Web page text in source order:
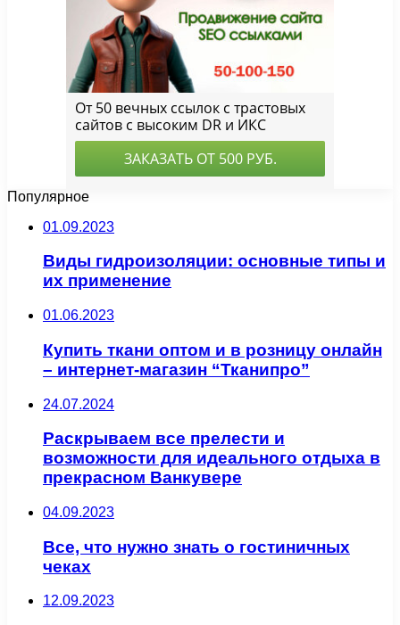
Популярное
01.09.2023
Виды гидроизоляции: основные типы и
их применение
01.06.2023
Купить ткани оптом и в розницу онлайн
– интернет-магазин “Тканипро”
24.07.2024
Раскрываем все прелести и
возможности для идеального отдыха в
прекрасном Ванкувере
04.09.2023
Все, что нужно знать о гостиничных
чеках
12.09.2023